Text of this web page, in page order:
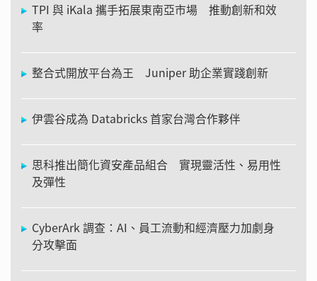
TPI 與 iKala 攜手拓展東南亞市場 推動創新和效
率
整合式開放平台為王 Juniper 助企業實踐創新
伊雲谷成為 Databricks 首家台灣合作夥伴
思科推出簡化資安產品組合 實現靈活性、易用性
及彈性
CyberArk 調查：AI、員工流動和經濟壓力加劇身
分攻擊面